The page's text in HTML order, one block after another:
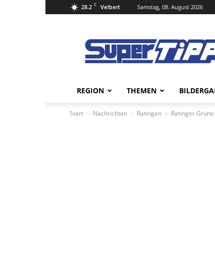
28.2 C Velbert Samstag, 08. August 2026
Tipp
Online
REGION THEMEN
Start Nachrichten Ratingen Ratinger